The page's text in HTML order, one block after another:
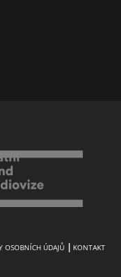
OSOBNÍCH ÚDAJŮ KONTAKT